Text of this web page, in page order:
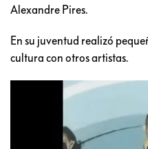
Alexandre Pires.
En su juventud realizó
cultura con otros artistas.